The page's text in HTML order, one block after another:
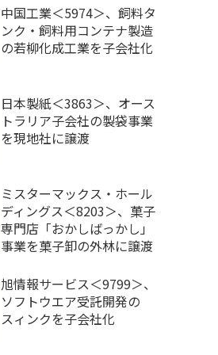
中国工業＜5974＞、飼料タ
ンク・飼料用コンテナ製造
の若柳化成工業を子会社化
日本製紙＜3863＞、オース
トラリア子会社の製袋事業
を現地社に譲渡
ミスターマックス・ホール
ディングス＜8203＞、菓子
専門店「おかしばっかし」
事業を菓子卸の外林に譲渡
旭情報サービス＜9799＞、
ソフトウエア受託開発の
スィンクを子会社化